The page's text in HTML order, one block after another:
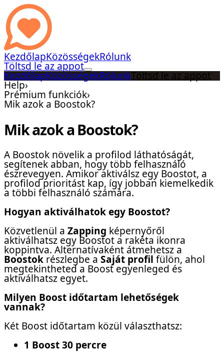
KezdőlapKözösségekRólunk
Töltsd le az appot
KezdőlapKözösségekRólunkTöltsd le az appot
Help›
Prémium funkciók›
Mik azok a Boostok?
Mik azok a Boostok?
A Boostok növelik a profilod láthatóságát,
segítenek abban, hogy több felhasználó
észrevegyen. Amikor aktiválsz egy Boostot, a
profilod prioritást kap, így jobban kiemelkedik
a többi felhasználó számára.
Hogyan aktiválhatok egy Boostot?
Közvetlenül a Zapping képernyőről
aktiválhatsz egy Boostot a rakéta ikonra
koppintva. Alternatívaként átmehetsz a
Boostok részlegbe a Saját profil fülön, ahol
megtekintheted a Boost egyenleged és
aktiválhatsz egyet.
Milyen Boost időtartam lehetőségek
vannak?
Két Boost időtartam közül választhatsz:
1 Boost 30 percre